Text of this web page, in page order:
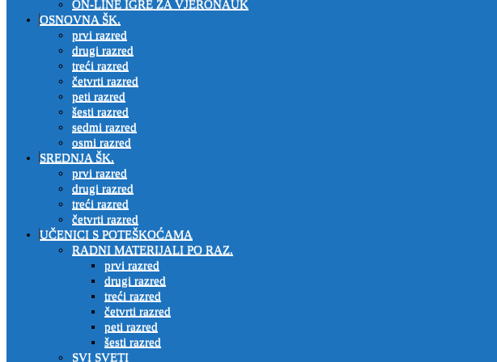
ON-LINE IGRE ZA VJERONAUK
OSNOVNA ŠK.
prvi razred
drugi razred
treći razred
četvrti razred
peti razred
šesti razred
sedmi razred
osmi razred
SREDNJA ŠK.
prvi razred
drugi razred
treći razred
četvrti razred
UČENICI S POTEŠKOĆAMA
RADNI MATERIJALI PO RAZ.
prvi razred
drugi razred
treći razred
četvrti razred
peti razred
šesti razred
SVI SVETI